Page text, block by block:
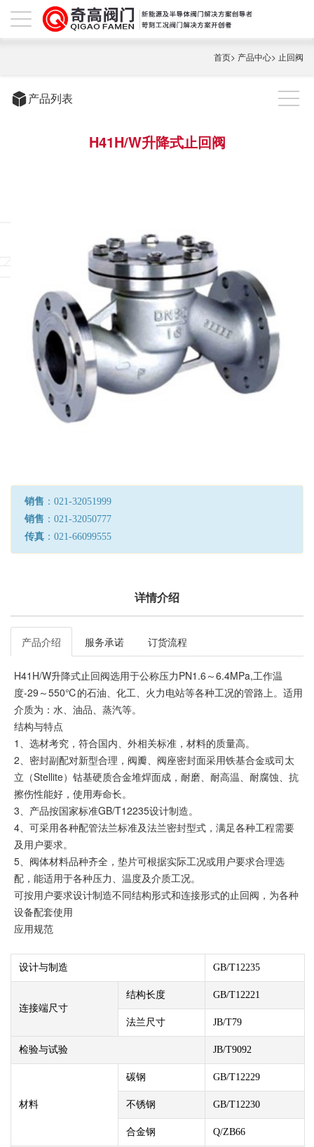
首页> 产品中心> 止回阀
产品列表
H41H/W升降式止回阀
销售 ：021-32051999
销售 ：021-32050777
传真 ：021-66099555
详情介绍
产品介绍 服务承诺 订货流程
H41H/W升降式止回阀选用于公称压力PN1.6～6.4MPa,工作温
度-29～550℃的石油、化工、火力电站等各种工况的管路上。适用
介质为：水、油品、蒸汽等。
结构与特点
1、选材考究，符合国内、外相关标准，材料的质量高。
2、密封副配对新型合理，阀瓣、阀座密封面采用铁基合金或司太
立（Stellite）钴基硬质合金堆焊面成，耐磨、耐高温、耐腐蚀、抗
擦伤性能好，使用寿命长。
3、产品按国家标准GB/T12235设计制造。
4、可采用各种配管法兰标准及法兰密封型式，满足各种工程需要
及用户要求。
5、阀体材料品种齐全，垫片可根据实际工况或用户要求合理选
配，能适用于各种压力、温度及介质工况。
可按用户要求设计制造不同结构形式和连接形式的止回阀，为各种
设备配套使用
应用规范
设计与制造 GB/T12235
连接端尺寸
结构长度 GB/T12221
法兰尺寸 JB/T79
检验与试验 JB/T9092
材料
碳钢 GB/T12229
不锈钢 GB/T12230
合金钢 Q/ZB66